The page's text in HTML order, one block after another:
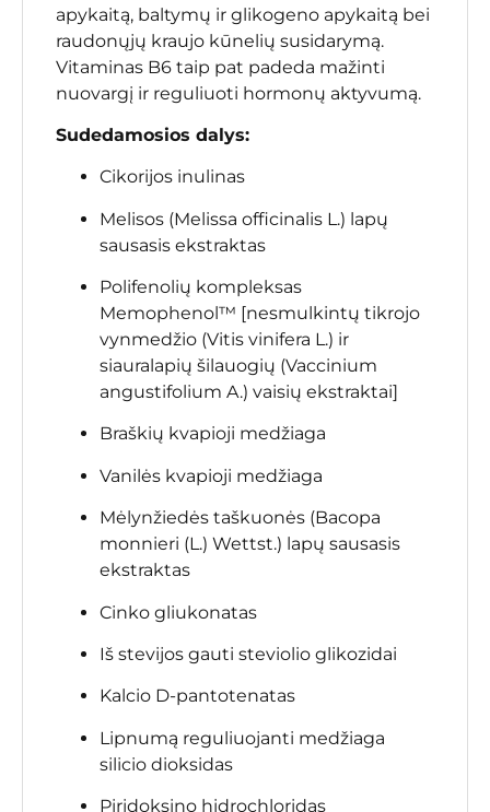
apykaitą, baltymų ir glikogeno apykaitą bei
raudonųjų kraujo kūnelių susidarymą.
Vitaminas B6 taip pat padeda mažinti
nuovargį ir reguliuoti hormonų aktyvumą.
Sudedamosios dalys:
Cikorijos inulinas
Melisos (Melissa officinalis L.) lapų
sausasis ekstraktas
Polifenolių kompleksas
Memophenol™ [nesmulkintų tikrojo
vynmedžio (Vitis vinifera L.) ir
siauralapių šilauogių (Vaccinium
angustifolium A.) vaisių ekstraktai]
Braškių kvapioji medžiaga
Vanilės kvapioji medžiaga
Mėlynžiedės taškuonės (Bacopa
monnieri (L.) Wettst.) lapų sausasis
ekstraktas
Cinko gliukonatas
Iš stevijos gauti steviolio glikozidai
Kalcio D-pantotenatas
Lipnumą reguliuojanti medžiaga
silicio dioksidas
Piridoksino hidrochloridas